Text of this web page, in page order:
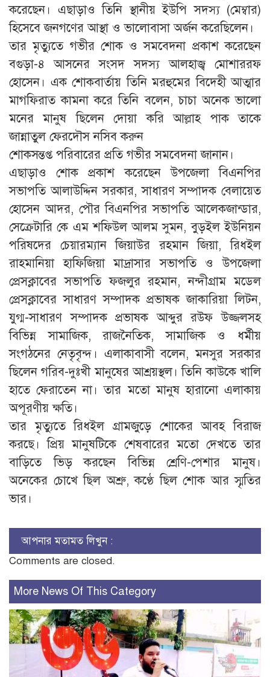
করেছেন। এছাড়াও তিনি স্থানীয় ইউপি সদস্য (মেম্বার)
হিসেবে জনগণের আস্থা ও ভালোবাসা অর্জন করেছিলেন।
তার মৃত্যুতে গভীর শোক ও সমবেদনা প্রকাশ করেছেন
বগুড়া-৪ আসনের সংসদ সদস্য আলহাজ্ব মোশাররফ
হোসেন। এক শোকবার্তায় তিনি মরহুমের বিদেহী আত্মার
মাগফিরাত কামনা করে তিনি বলেন, চাচা অনেক ভালো
মনের মানুষ ছিলেন দোয়া করি আল্লাহ পাক তাকে
জান্নাতুল ফেরদৌস নসিব করুন
শোকসন্তপ্ত পরিবারের প্রতি গভীর সমবেদনা জানান।
এছাড়াও শোক প্রকাশ করেছেন উপজেলা বিএনপির
সভাপতি আলাউদ্দিন সরকার, সাধারণ সম্পাদক বেলায়েত
হোসেন আদর, পৌর বিএনপির সভাপতি আলেকজান্ডার,
সেক্রেটারি কে এম শফিউল আলম সুমন, বুড়ইল ইউনিয়ন
পরিষদের চেয়ারম্যান জিয়াউর রহমান জিয়া, রিধইল
রাহমানিয়া হাফিজিয়া মাদ্রাসার সভাপতি ও উপজেলা
প্রেসক্লাবের সভাপতি ফজলুর রহমান, নন্দীগ্রাম মডেল
প্রেসক্লাবের সাধারণ সম্পাদক প্রভাষক জাকারিয়া লিটন,
যুগ্ম-সাধারণ সম্পাদক প্রভাষক আব্দুর রউফ উজ্জলসহ
বিভিন্ন সামাজিক, রাজনৈতিক, সামাজিক ও ধর্মীয়
সংগঠনের নেতৃবৃন্দ। এলাকাবাসী বলেন, মনসুর সরকার
ছিলেন গরিব-দুঃখী মানুষের আশ্রয়স্থল। তিনি কাউকে খালি
হাতে ফেরাতেন না। তার মতো মানুষ হারানো এলাকায়
অপূরণীয় ক্ষতি।
তার মৃত্যুতে রিধইল গ্রামজুড়ে শোকের আবহ বিরাজ
করছে। প্রিয় মানুষটিকে শেষবারের মতো দেখতে তার
বাড়িতে ভিড় করছেন বিভিন্ন শ্রেণি-পেশার মানুষ।
অনেকের চোখে ছিল অশ্রু, কণ্ঠে ছিল শোক আর স্মৃতির
ভার।
আপনার মতামত লিখুন :
Comments are closed.
More News Of This Category